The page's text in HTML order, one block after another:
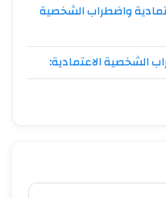
واضطراب الشخصية
الاعتمادية: